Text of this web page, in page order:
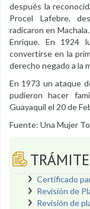
después la
Procel Lafebre,
radicaron en
Enrique. En 1924
convertirse en la
derecho negado a la
En 1973 un ataque
pudieron hacer
Guayaquil el 20 de
Fuente: Una Mujer
Certificado
Revisión de
Revisión de